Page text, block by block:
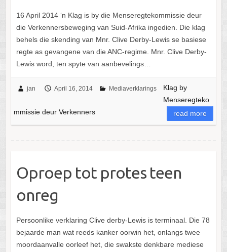
16 April 2014 ‘n Klag is by die Menseregtekommissie deur
die Verkennersbeweging van Suid-Afrika ingedien. Die klag
behels die skending van Mnr. Clive Derby-Lewis se basiese
regte as gevangene van die ANC-regime. Mnr. Clive Derby-
Lewis word, ten spyte van aanbevelings…
jan April 16, 2014 Mediaverklarings
Klag by
Menseregteko
mmissie deur Verkenners
read more
Oproep tot protes teen
onreg
Persoonlike verklaring Clive derby-Lewis is terminaal. Die 78
bejaarde man wat reeds kanker oorwin het, onlangs twee
moordaanvalle oorleef het, die swakste denkbare mediese